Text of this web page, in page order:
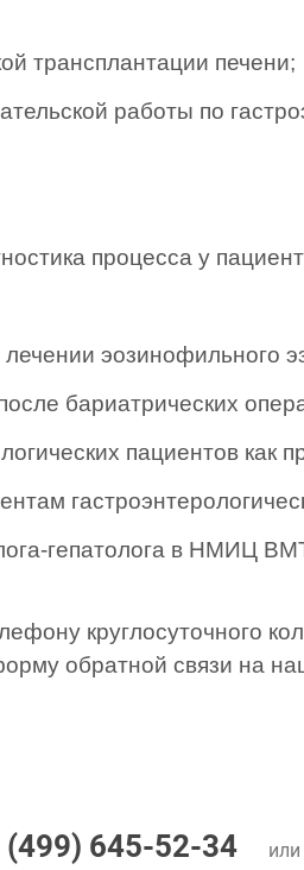
трансплантации печени;
работы по
процесса у
эозинофильного
бариатрических
пациентов как
гепатолога в НМИЦ ВМТ
круглосуточного
обратной связи на
(499) 645-52-34 или